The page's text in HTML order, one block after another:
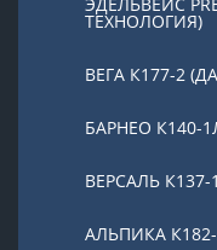
ТЕХНОЛОГИЯ)
ВЕГА К177-2
БАРНЕО
ВЕРСАЛЬ
АЛЬПИКА